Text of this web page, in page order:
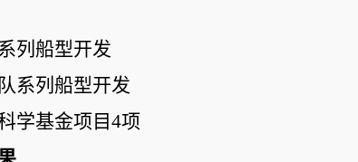
列船型开发
系列船型开发
学基金项目4项